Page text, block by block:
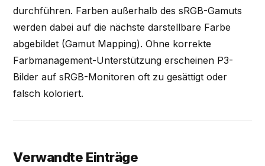
durchführen. Farben außerhalb des sRGB-Gamuts
werden dabei auf die nächste darstellbare Farbe
abgebildet (Gamut Mapping). Ohne korrekte
Farbmanagement-Unterstützung erscheinen P3-
Bilder auf sRGB-Monitoren oft zu gesättigt oder
falsch koloriert.
Verwandte Einträge